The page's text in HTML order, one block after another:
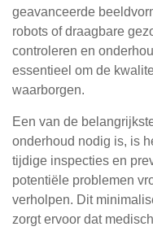
geavanceerde
robots of draagbare
controleren en
essentieel om de
waarborgen.
Een van de
onderhoud nodig is, is
tijdige inspecties en
potentiële problemen
verholpen. Dit
zorgt ervoor dat